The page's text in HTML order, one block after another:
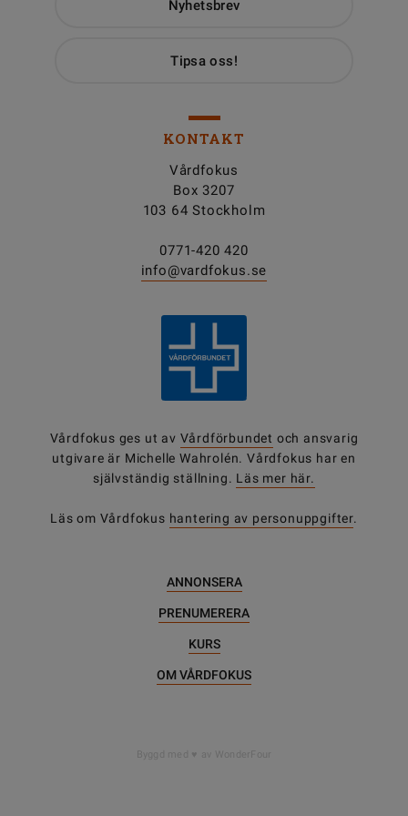
Nyhetsbrev
Tipsa oss!
KONTAKT
Vårdfokus
Box 3207
103 64 Stockholm
0771-420 420
info@vardfokus.se
Vårdfokus ges ut av Vårdförbundet och ansvarig
utgivare är Michelle Wahrolén. Vårdfokus har en
självständig ställning. Läs mer här.
Läs om Vårdfokus hantering av personuppgifter.
ANNONSERA
PRENUMERERA
KURS
OM VÅRDFOKUS
Byggd med av WonderFour